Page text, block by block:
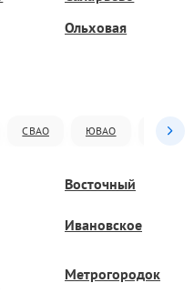
Ольховая
СВАО ЮВАО ЮАО
Восточный
Ивановское
Метрогородок